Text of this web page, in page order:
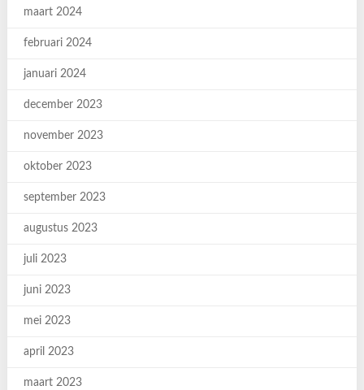
maart 2024
februari 2024
januari 2024
december 2023
november 2023
oktober 2023
september 2023
augustus 2023
juli 2023
juni 2023
mei 2023
april 2023
maart 2023